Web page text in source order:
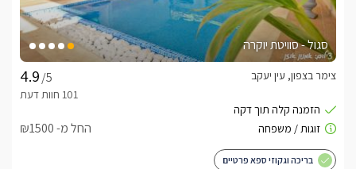
סגול - סוויטת יוקרה
/5
צימר בצפון, עין יעקב
החל מ- ₪1500
בריכה וגקוזי ספא פרטיים